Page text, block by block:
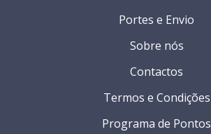
Portes e Envio
Sobre nós
Contactos
Termos e Condições
Programa de Pontos